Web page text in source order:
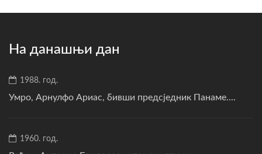
На данашњи дан
1988. год.
Умро, Арнулфо Ариас, бивши предсједник Панаме....
1960. год.